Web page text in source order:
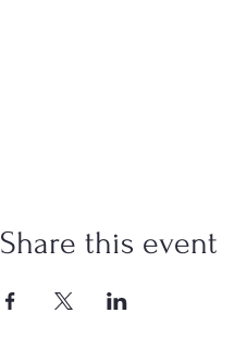
Share this event